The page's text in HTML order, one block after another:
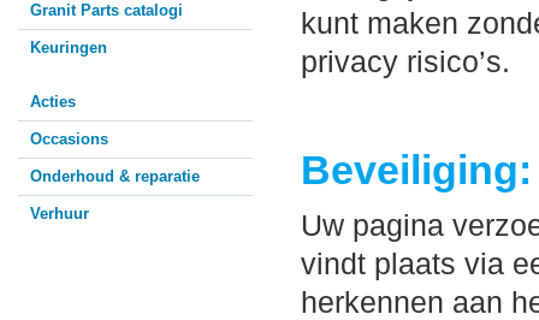
Granit Parts catalogi
Keuringen
Acties
Occasions
Onderhoud & reparatie
Verhuur
kunt maken
privacy risico’s.
Beveiliging:
Uw pagina
vindt plaats via
herkennen aan